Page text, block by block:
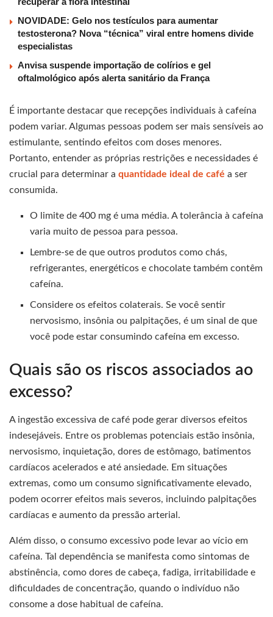
NOVIDADE: Gelo nos testículos para aumentar
testosterona? Nova “técnica” viral entre homens divide
especialistas
Anvisa suspende importação de colírios e gel
oftalmológico após alerta sanitário da França
É importante destacar que recepções individuais à cafeína
podem variar. Algumas pessoas podem ser mais sensíveis ao
estimulante, sentindo efeitos com doses menores.
Portanto, entender as próprias restrições e necessidades é
crucial para determinar a quantidade ideal de café a ser
consumida.
O limite de 400 mg é uma média. A tolerância à cafeína
varia muito de pessoa para pessoa.
Lembre-se de que outros produtos como chás,
refrigerantes, energéticos e chocolate também contêm
cafeína.
Considere os efeitos colaterais. Se você sentir
nervosismo, insônia ou palpitações, é um sinal de que
você pode estar consumindo cafeína em excesso.
Quais são os riscos associados ao
excesso?
A ingestão excessiva de café pode gerar diversos efeitos
indesejáveis. Entre os problemas potenciais estão insônia,
nervosismo, inquietação, dores de estômago, batimentos
cardíacos acelerados e até ansiedade. Em situações
extremas, como um consumo significativamente elevado,
podem ocorrer efeitos mais severos, incluindo palpitações
cardíacas e aumento da pressão arterial.
Além disso, o consumo excessivo pode levar ao vício em
cafeína. Tal dependência se manifesta como sintomas de
abstinência, como dores de cabeça, fadiga, irritabilidade e
dificuldades de concentração, quando o indivíduo não
consome a dose habitual de cafeína.